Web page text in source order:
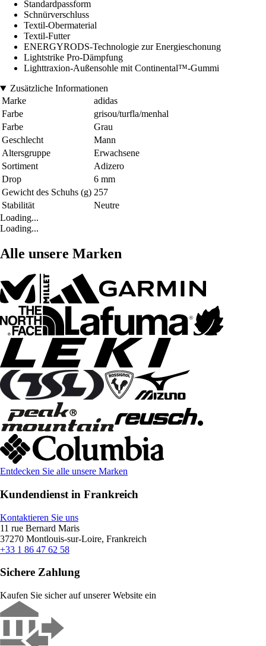
Standardpassform
Schnürverschluss
Textil-Obermaterial
Textil-Futter
ENERGYRODS-Technologie zur Energieschonung
Lightstrike Pro-Dämpfung
Lighttraxion-Außensohle mit Continental™-Gummi
Zusätzliche Informationen
Marke
adidas
Farbe
grisou/turfla/menhal
Farbe
Grau
Geschlecht
Mann
Altersgruppe
Erwachsene
Sortiment
Adizero
Drop
6 mm
Gewicht des Schuhs (g) 257
Stabilität
Neutre
Loading...
Loading...
Alle unsere Marken
Entdecken Sie alle unsere Marken
Kundendienst in Frankreich
Kontaktieren Sie uns
11 rue Bernard Maris
37270 Montlouis-sur-Loire, Frankreich
+33 1 86 47 62 58
Sichere Zahlung
Kaufen Sie sicher auf unserer Website ein